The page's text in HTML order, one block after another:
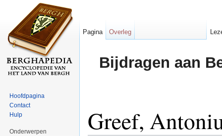
Bijdragen aan
Greef,
Pagina Overleg
Hoofdpagina
Contact
Hulp
Onderwerpen